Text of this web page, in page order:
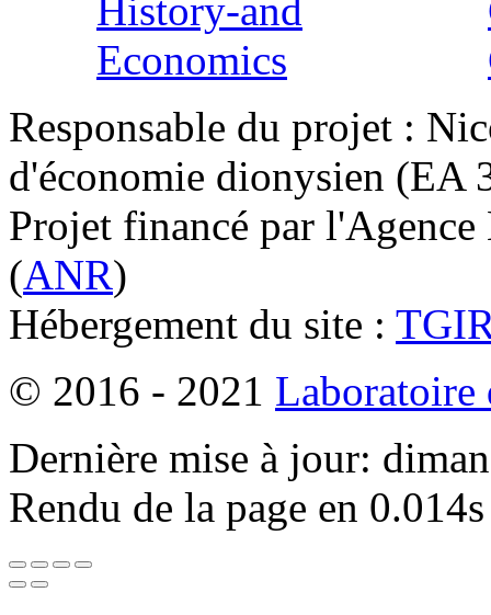
Responsable du projet :
d'économie dionysien
Projet financé par l'Agence
(ANR)
Hébergement du site :
© 2016 - 2021 Laboratoire
Dernière mise à jour:
Rendu de la page en 0.014s